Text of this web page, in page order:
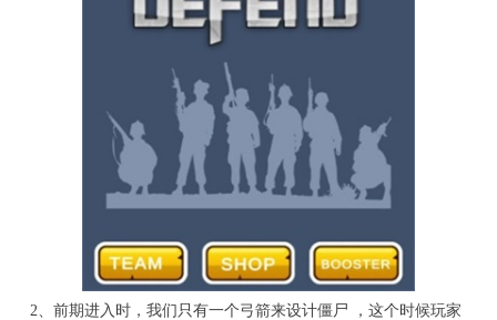
2、前期进入时，我们只有一个弓箭来设计僵尸 ，这个时候玩家